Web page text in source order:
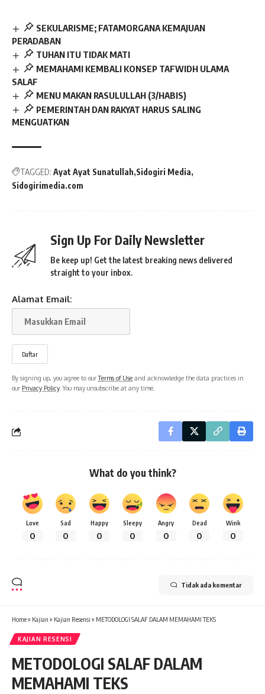
SEKULARISME; FATAMORGANA KEMAJUAN
PERADABAN
TUHAN ITU TIDAK MATI
MEMAHAMI KEMBALI KONSEP TAFWIDH ULAMA
SALAF
MENU MAKAN RASULULLAH (3/HABIS)
PEMERINTAH DAN RAKYAT HARUS SALING
MENGUATKAN
TAGGED: Ayat Ayat Sunatullah Sidogiri Media
Sidogirimedia.com
Sign Up For Daily Newsletter
Be keep up! Get the latest breaking news delivered
straight to your inbox.
Alamat Email:
By signing up, you agree to ourTerms of Use and acknowledge the data practices in
our Privacy Policy. You may unsubscribe at any time.
What do you think?
Love
0
Sad
0
Happy
0
Sleepy
0
Angry
0
Dead
0
Wink
0
Tidak ada komentar
Home» Kajian » Kajian Resensi » METODOLOGI SALAF DALAM MEMAHAMI TEKS
KAJIAN RESENSI
METODOLOGI SALAF DALAM
MEMAHAMI TEKS